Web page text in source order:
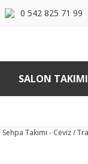
0 542 825 71 99
SALON TAKIMI